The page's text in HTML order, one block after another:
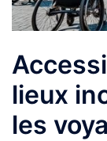
lieux
les